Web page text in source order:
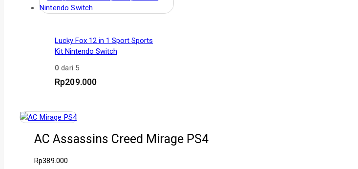
Lucky Fox 12 in 1 Sport Sports
Kit Nintendo Switch
0 dari 5
Rp209.000
AC Assassins Creed Mirage PS4
Rp389.000